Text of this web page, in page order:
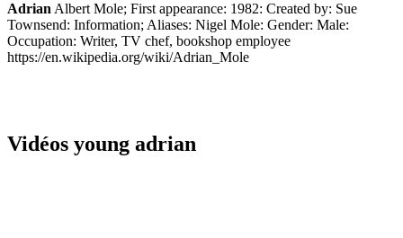
AdrianAlbert Mole; First appearance: 1982: Created by: Sue
Townsend: Information; Aliases: Nigel Mole: Gender: Male:
Occupation: Writer, TV chef, bookshop employee
https://en.wikipedia.org/wiki/Adrian_Mole
Vidéos young adrian